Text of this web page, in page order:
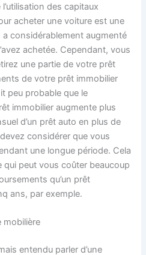
des capitaux
acheter une voiture est une
considérablement augmenté
achetée. Cependant, vous
une partie de votre prêt
de votre prêt immobilier
peu probable que le
immobilier augmente plus
d’un prêt auto en plus de
considérer que vous
une longue période. Cela
qui peut vous coûter beaucoup
qu’un prêt
ans, par exemple.
mobilière
entendu parler d’une